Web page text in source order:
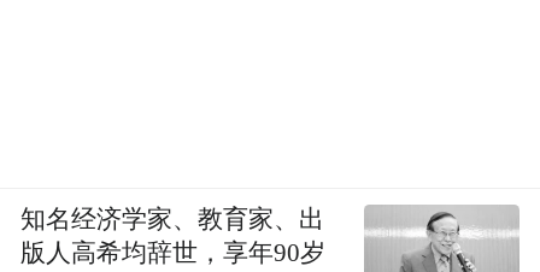
知名经济学家、教育家、出
版人高希均辞世，享年90岁